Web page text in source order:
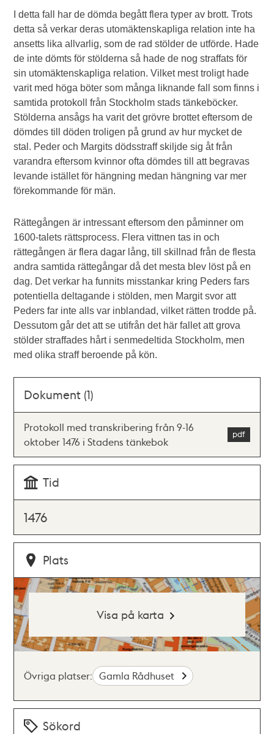
I detta fall har de dömda begått flera typer av brott. Trots
detta så verkar deras utomäktenskapliga relation inte ha
ansetts lika allvarlig, som de rad stölder de utförde. Hade
de inte dömts för stölderna så hade de nog straffats för
sin utomäktenskapliga relation. Vilket mest troligt hade
varit med höga böter som många liknande fall som finns i
samtida protokoll från Stockholm stads tänkeböcker.
Stölderna ansågs ha varit det grövre brottet eftersom de
dömdes till döden troligen på grund av hur mycket de
stal. Peder och Margits dödsstraff skiljde sig åt från
varandra eftersom kvinnor ofta dömdes till att begravas
levande istället för hängning medan hängning var mer
förekommande för män.
Rättegången är intressant eftersom den påminner om
1600-talets rättsprocess. Flera vittnen tas in och
rättegången är flera dagar lång, till skillnad från de flesta
andra samtida rättegångar då det mesta blev löst på en
dag. Det verkar ha funnits misstankar kring Peders fars
potentiella deltagande i stölden, men Margit svor att
Peders far inte alls var inblandad, vilket rätten trodde på.
Dessutom går det att se utifrån det här fallet att grova
stölder straffades hårt i senmedeltida Stockholm, men
med olika straff beroende på kön.
Dokument (1)
Protokoll med transkribering från 9-16
oktober 1476 i Stadens tänkebok
Tid
1476
Plats
Visa på karta
Övriga platser: Gamla Rådhuset
Sökord